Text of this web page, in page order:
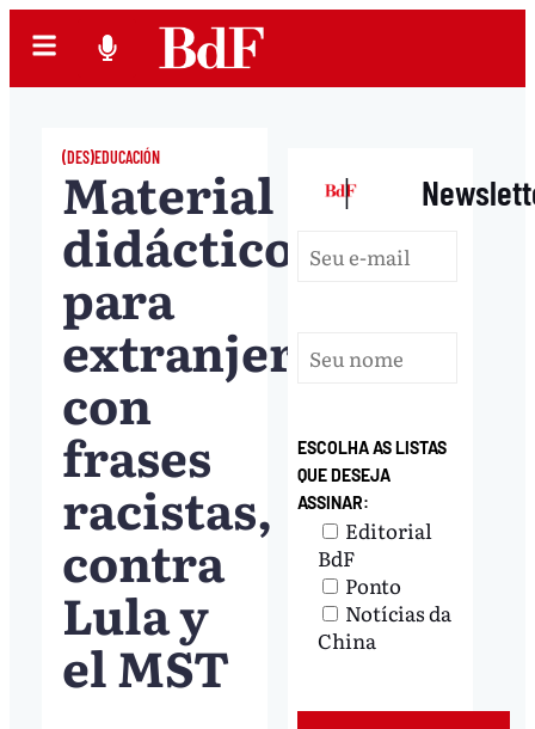
(DES)EDUCACIÓN
Material
didáctico
para
extranjeros
con
frases
racistas,
contra
Lula y
el MST
|
ESCOLHA AS LISTAS
QUE DESEJA
ASSINAR:
Editorial
BdF
Ponto
Notícias da
China